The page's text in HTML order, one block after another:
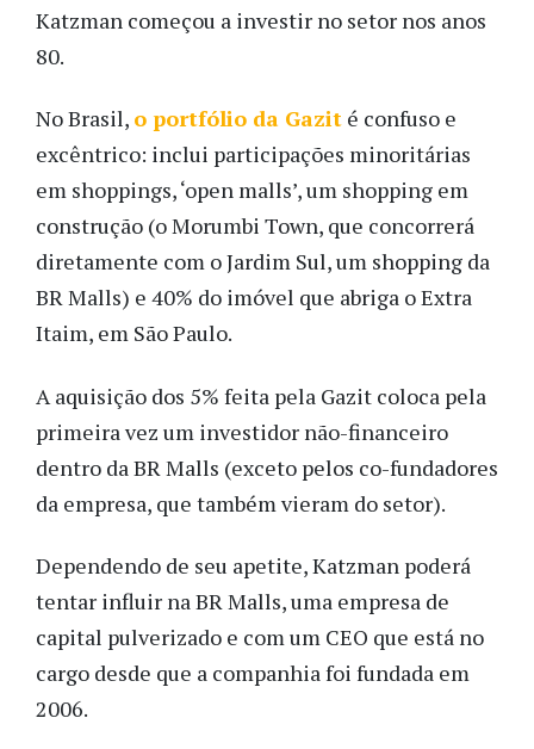
Katzman começou a investir no setor nos anos
80.
No Brasil, o portfólio da Gazit é confuso e
excêntrico: inclui participações minoritárias
em shoppings, ‘open malls’, um shopping em
construção (o Morumbi Town, que concorrerá
diretamente com o Jardim Sul, um shopping da
BR Malls) e 40% do imóvel que abriga o Extra
Itaim, em São Paulo.
A aquisição dos 5% feita pela Gazit coloca pela
primeira vez um investidor não-financeiro
dentro da BR Malls (exceto pelos co-fundadores
da empresa, que também vieram do setor).
Dependendo de seu apetite, Katzman poderá
tentar influir na BR Malls, uma empresa de
capital pulverizado e com um CEO que está no
cargo desde que a companhia foi fundada em
2006.